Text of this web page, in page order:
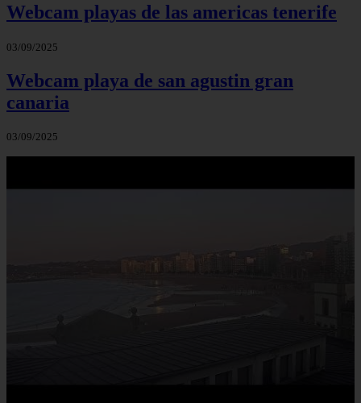
Webcam playas de las americas tenerife
03/09/2025
Webcam playa de san agustin gran
canaria
03/09/2025